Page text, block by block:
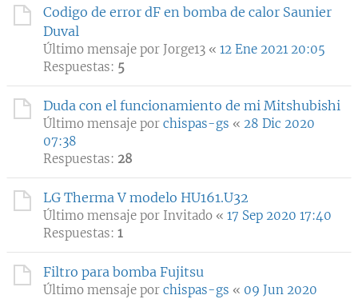
Codigo de error dF en bomba de calor Saunier
Duval
Último mensaje por Jorge13 « 12 Ene 2021 20:05
Respuestas: 5
Duda con el funcionamiento de mi Mitshubishi
Último mensaje por chispas-gs « 28 Dic 2020
07:38
Respuestas: 28
LG Therma V modelo HU161.U32
Último mensaje por Invitado « 17 Sep 2020 17:40
Respuestas: 1
Filtro para bomba Fujitsu
Último mensaje por chispas-gs « 09 Jun 2020